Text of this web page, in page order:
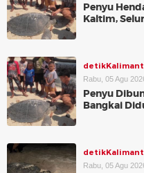
Penyu
Kaltim,
Rabu, 05 Agu
Penyu
Bangkai
Rabu, 05 Agu